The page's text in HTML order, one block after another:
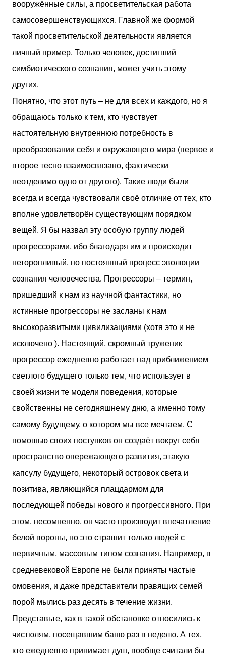
вооружённые силы, а просветительская работа
самосовершенствующихся. Главной же формой
такой просветительской деятельности является
личный пример. Только человек, достигший
симбиотического сознания, может учить этому
других.
Понятно, что этот путь – не для всех и каждого, но я
обращаюсь только к тем, кто чувствует
настоятельную внутреннюю потребность в
преобразовании себя и окружающего мира (первое и
второе тесно взаимосвязано, фактически
неотделимо одно от другого). Такие люди были
всегда и всегда чувствовали своё отличие от тех, кто
вполне удовлетворён существующим порядком
вещей. Я бы назвал эту особую группу людей
прогрессорами, ибо благодаря им и происходит
неторопливый, но постоянный процесс эволюции
сознания человечества. Прогрессоры – термин,
пришедший к нам из научной фантастики, но
истинные прогрессоры не засланы к нам
высокоразвитыми цивилизациями (хотя это и не
исключено ). Настоящий, скромный труженик
прогрессор ежедневно работает над приближением
светлого будущего только тем, что использует в
своей жизни те модели поведения, которые
свойственны не сегодняшнему дню, а именно тому
самому будущему, о котором мы все мечтаем. С
помошью своих поступков он создаёт вокруг себя
пространство опережающего развития, этакую
капсулу будущего, некоторый островок света и
позитива, являющийся плацдармом для
последующей победы нового и прогрессивного. При
этом, несомненно, он часто производит впечатление
белой вороны, но это страшит только людей с
первичным, массовым типом сознания. Например, в
средневековой Европе не были приняты частые
омовения, и даже представители правящих семей
порой мылись раз десять в течение жизни.
Представьте, как в такой обстановке относились к
чистюлям, посещавшим баню раз в неделю. А тех,
кто ежедневно принимает душ, вообще считали бы